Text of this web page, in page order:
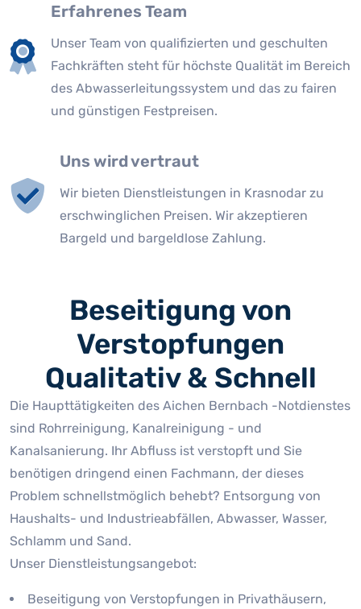
Erfahrenes Team
Unser Team von qualifizierten und geschulten
Fachkräften steht für höchste Qualität im Bereich
des Abwasserleitungssystem und das zu fairen
und günstigen Festpreisen.
Uns wird vertraut
Wir bieten Dienstleistungen in Krasnodar zu
erschwinglichen Preisen. Wir akzeptieren
Bargeld und bargeldlose Zahlung.
Beseitigung von
Verstopfungen
Qualitativ & Schnell
Die Haupttätigkeiten des Aichen Bernbach -Notdienstes
sind Rohrreinigung, Kanalreinigung - und
Kanalsanierung. Ihr Abfluss ist verstopft und Sie
benötigen dringend einen Fachmann, der dieses
Problem schnellstmöglich behebt? Entsorgung von
Haushalts- und Industrieabfällen, Abwasser, Wasser,
Schlamm und Sand.
Unser Dienstleistungsangebot:
Beseitigung von Verstopfungen in Privathäusern,